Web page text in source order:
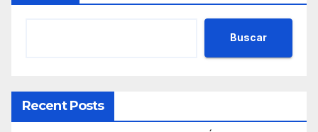
Buscar
Recent Posts